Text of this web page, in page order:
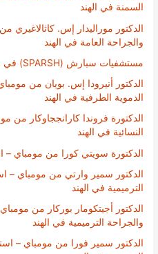
السمنة في الهند
الدكتور موراليدار إس. كاثالاغيري
والجراحة العامة في الهند
مستشفيات سبارش (SPARSH) في مدينة بنجالور
الدكتور أنيرودا إس. بويان من
الدموية الطرفية في الهند
الدكتورة فروندا كارانججاوكار من
النسائية في الهند
الدكتورة سويتي كورا من مومباي –
الدكتور سمير وارتي من مومباي –
الترميمية في الهند
الدكتور أجيتكومار بوركار من
والجراحة الترميمية في الهند
الدكتور سمير فورا من مومباي –